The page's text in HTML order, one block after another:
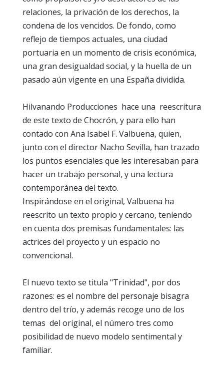
relaciones, la privación de los derechos, la
condena de los vencidos. De fondo, como
reflejo de tiempos actuales, una ciudad
portuaria en un momento de crisis económica,
una gran desigualdad social, y la huella de un
pasado aún vigente en una España dividida.
Hilvanando Producciones hace una reescritura
de este texto de Chocrón, y para ello han
contado con Ana Isabel F. Valbuena, quien,
junto con el director Nacho Sevilla, han trazado
los puntos esenciales que les interesaban para
hacer un trabajo personal, y una lectura
contemporánea del texto.
Inspirándose en el original, Valbuena ha
reescrito un texto propio y cercano, teniendo
en cuenta dos premisas fundamentales: las
actrices del proyecto y un espacio no
convencional.
El nuevo texto se titula "Trinidad", por dos
razones: es el nombre del personaje bisagra
dentro del trío, y además recoge uno de los
temas del original, el número tres como
posibilidad de nuevo modelo sentimental y
familiar.